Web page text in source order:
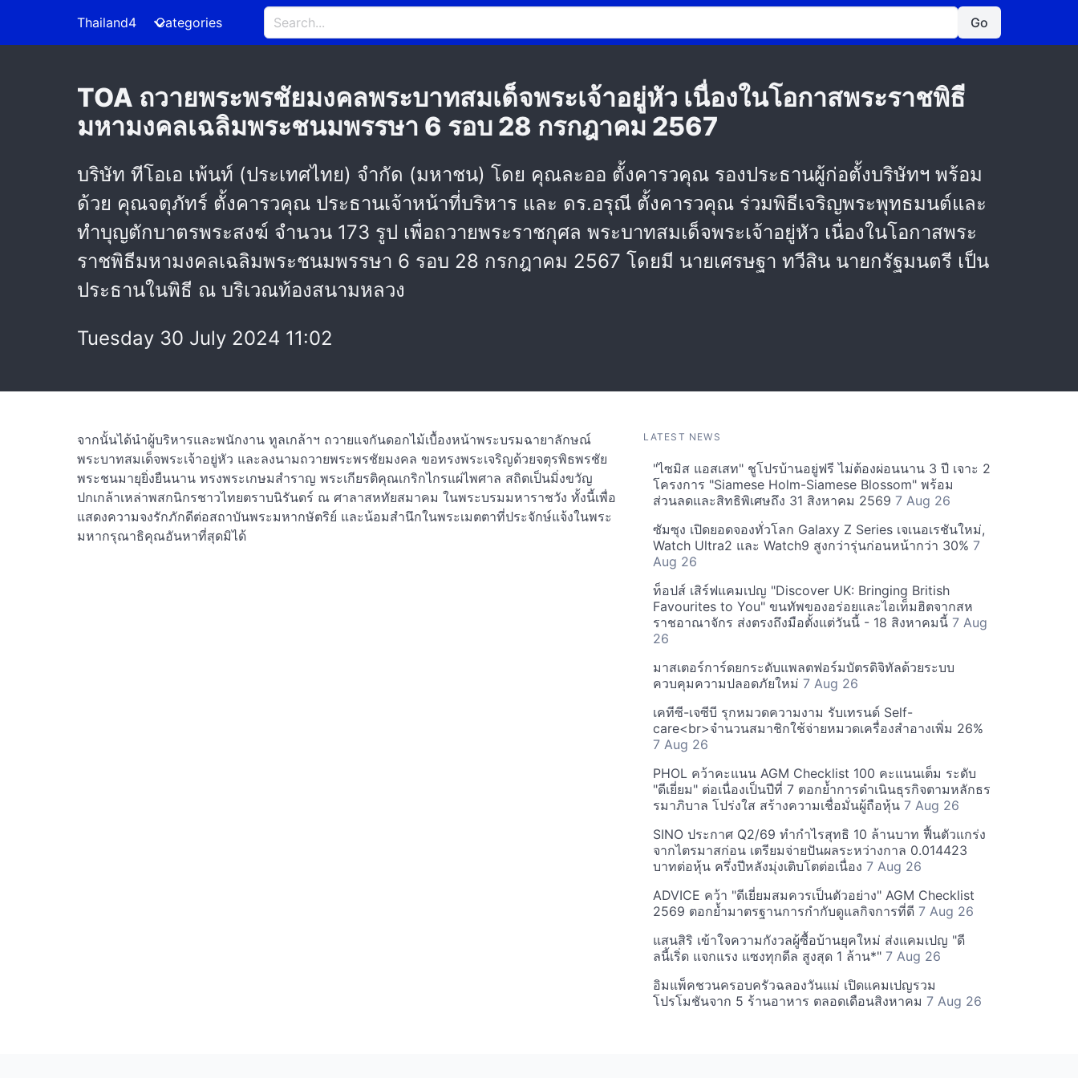
Thailand4 Categories Go
TOA ถวายพระพรชัยมงคลพระบาทสมเด็จพระเจ้าอยู่หัว เนื่องในโอกาสพระราชพิธี
มหามงคลเฉลิมพระชนมพรรษา 6 รอบ 28 กรกฎาคม 2567
บริษัท ทีโอเอ เพ้นท์ (ประเทศไทย) จำกัด (มหาชน) โดย คุณละออ ตั้งคารวคุณ รองประธานผู้ก่อตั้งบริษัทฯ พร้อม
ด้วย คุณจตุภัทร์ ตั้งคารวคุณ ประธานเจ้าหน้าที่บริหาร และ ดร.อรุณี ตั้งคารวคุณ ร่วมพิธีเจริญพระพุทธมนต์และ
ทำบุญตักบาตรพระสงฆ์ จำนวน 173 รูป เพื่อถวายพระราชกุศล พระบาทสมเด็จพระเจ้าอยู่หัว เนื่องในโอกาสพระ
ราชพิธีมหามงคลเฉลิมพระชนมพรรษา 6 รอบ 28 กรกฎาคม 2567 โดยมี นายเศรษฐา ทวีสิน นายกรัฐมนตรี เป็น
ประธานในพิธี ณ บริเวณท้องสนามหลวง
Tuesday 30 July 2024 11:02
จากนั้นได้นำผู้บริหารและพนักงาน ทูลเกล้าฯ ถวายแจกันดอกไม้เบื้องหน้าพระบรมฉายาลักษณ์
พระบาทสมเด็จพระเจ้าอยู่หัว และลงนามถวายพระพรชัยมงคล ขอทรงพระเจริญด้วยจตุรพิธพรชัย
พระชนมายุยิ่งยืนนาน ทรงพระเกษมสำราญ พระเกียรติคุณเกริกไกรแผ่ไพศาล สถิตเป็นมิ่งขวัญ
ปกเกล้าเหล่าพสกนิกรชาวไทยตราบนิรันดร์ ณ ศาลาสหทัยสมาคม ในพระบรมมหาราชวัง ทั้งนี้เพื่อ
แสดงความจงรักภักดีต่อสถาบันพระมหากษัตริย์ และน้อมสำนึกในพระเมตตาที่ประจักษ์แจ้งในพระ
มหากรุณาธิคุณอันหาที่สุดมิได้
LATEST NEWS
"ไซมิส แอสเสท" ชูโปรบ้านอยู่ฟรี ไม่ต้องผ่อนนาน 3 ปี เจาะ 2
โครงการ "Siamese Holm-Siamese Blossom" พร้อม
ส่วนลดและสิทธิพิเศษถึง 31 สิงหาคม 2569 7 Aug 26
ซัมซุง เปิดยอดจองทั่วโลก Galaxy Z Series เจเนอเรชันใหม่,
Watch Ultra2 และ Watch9 สูงกว่ารุ่นก่อนหน้ากว่า 30% 7
Aug 26
ท็อปส์ เสิร์ฟแคมเปญ "Discover UK: Bringing British
Favourites to You" ขนทัพของอร่อยและไอเท็มฮิตจากสห
ราชอาณาจักร ส่งตรงถึงมือตั้งแต่วันนี้ - 18 สิงหาคมนี้ 7 Aug
26
มาสเตอร์การ์ดยกระดับแพลตฟอร์มบัตรดิจิทัลด้วยระบบ
ควบคุมความปลอดภัยใหม่ 7 Aug 26
เคทีซี-เจซีบี รุกหมวดความงาม รับเทรนด์ Self-
care<br>จำนวนสมาชิกใช้จ่ายหมวดเครื่องสำอางเพิ่ม 26%
7 Aug 26
PHOL คว้าคะแนน AGM Checklist 100 คะแนนเต็ม ระดับ
"ดีเยี่ยม" ต่อเนื่องเป็นปีที่ 7 ตอกย้ำการดำเนินธุรกิจตามหลักธร
รมาภิบาล โปร่งใส สร้างความเชื่อมั่นผู้ถือหุ้น 7 Aug 26
SINO ประกาศ Q2/69 ทำกำไรสุทธิ 10 ล้านบาท ฟื้นตัวแกร่ง
จากไตรมาสก่อน เตรียมจ่ายปันผลระหว่างกาล 0.014423
บาทต่อหุ้น ครึ่งปีหลังมุ่งเติบโตต่อเนื่อง 7 Aug 26
ADVICE คว้า "ดีเยี่ยมสมควรเป็นตัวอย่าง" AGM Checklist
2569 ตอกย้ำมาตรฐานการกำกับดูแลกิจการที่ดี 7 Aug 26
แสนสิริ เข้าใจความกังวลผู้ซื้อบ้านยุคใหม่ ส่งแคมเปญ "ดี
ลนี้เริ่ด แจกแรง แซงทุกดีล สูงสุด 1 ล้าน*" 7 Aug 26
อิมแพ็คชวนครอบครัวฉลองวันแม่ เปิดแคมเปญรวม
โปรโมชันจาก 5 ร้านอาหาร ตลอดเดือนสิงหาคม 7 Aug 26